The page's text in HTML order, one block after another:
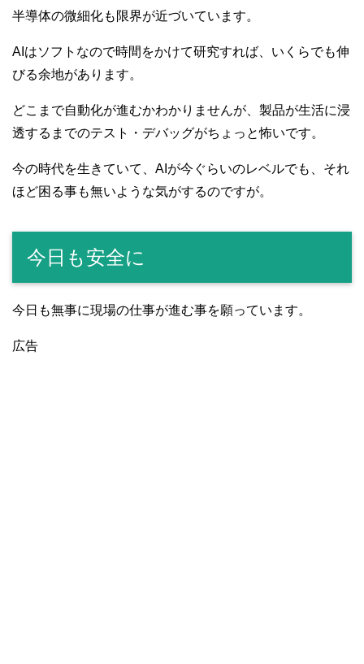
半導体の微細化も限界が近づいています。
AIはソフトなので時間をかけて研究すれば、いくらでも伸
びる余地があります。
どこまで自動化が進むかわかりませんが、製品が生活に浸
透するまでのテスト・デバッグがちょっと怖いです。
今の時代を生きていて、AIが今ぐらいのレベルでも、それ
ほど困る事も無いような気がするのですが。
今日も安全に
今日も無事に現場の仕事が進む事を願っています。
広告